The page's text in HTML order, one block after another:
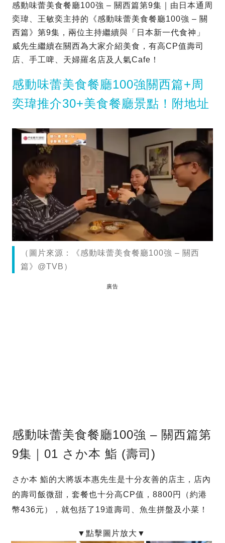
感動味蕾美食餐廳100強 – 關西篇第9集｜由日本通周
奕瑋、王敏奕主持的《感動味蕾美食餐廳100強 – 關
西篇》第9集，兩位主持繼續與「日本新一代食神」
威先生繼續在關西為大家介紹美食，有高CP值壽司
店、手工啤、天婦羅名店及人氣Cafe！
感動味蕾美食餐廳100強關西篇+周
奕瑋推介30+美食餐廳景點！附地址
（圖片來源：《感動味蕾美食餐廳100強 – 關西
篇》@TVB）
廣告
感動味蕾美食餐廳100強 – 關西篇第
9集｜01 さか本 鮨 (壽司)
さか本 鮨的大將坂本惠先生是十分友善的店主，店內
的壽司飯微甜，套餐也十分高CP值，8800円（約港
幣436元），就包括了19道壽司、魚生拼盤及小菜！